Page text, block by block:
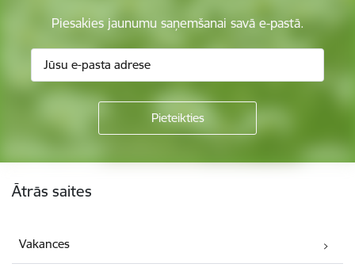
Piesakies jaunumu saņemšanai savā e-pastā.
Ātrās saites
Vakances